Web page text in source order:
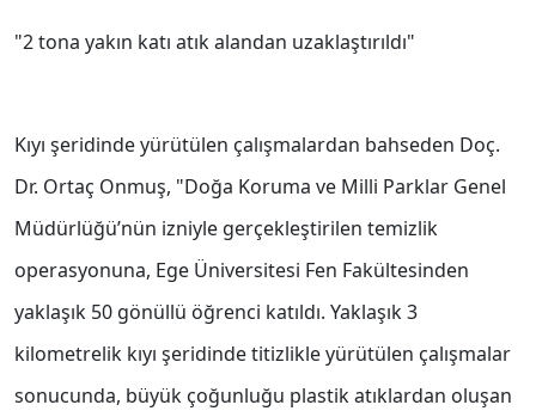
"2 tona yakın katı atık alandan uzaklaştırıldı"
Kıyı şeridinde yürütülen çalışmalardan bahseden Doç.
Dr. Ortaç Onmuş, "Doğa Koruma ve Milli Parklar Genel
Müdürlüğü’nün izniyle gerçekleştirilen temizlik
operasyonuna, Ege Üniversitesi Fen Fakültesinden
yaklaşık 50 gönüllü öğrenci katıldı. Yaklaşık 3
kilometrelik kıyı şeridinde titizlikle yürütülen çalışmalar
sonucunda, büyük çoğunluğu plastik atıklardan oluşan